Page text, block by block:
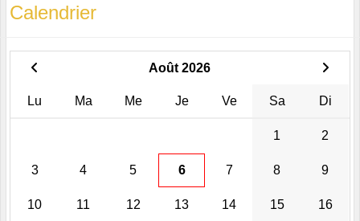
Calendrier
Août 2026
Lu Ma Me Je Ve Sa Di
1 2
3 4 5 6 7 8 9
10 11 12 13 14 15 16